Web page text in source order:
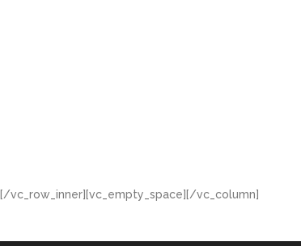
vc_row_inner][vc_empty_space][/vc_column]